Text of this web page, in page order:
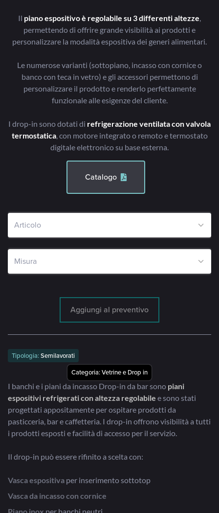
Il piano espositivo è regolabile su 3 differenti altezze,
permettendo di offrire grande visibilità ai prodotti e
personalizzare la modalità espositiva dei generi alimentari.
Le numerose varianti (sottopiano, incasso con cornice o
banco con teca in vetro) e gli accessori permettono di
personalizzare il prodotto e renderlo perfettamente
funzionale alle esigenze del cliente.
I drop-in sono dotati di refrigerazione ventilata con valvola
termostatica, con motore integrato o remoto e termostato
digitale elettronico su base esterna.
Catalogo
Aggiungi al preventivo
Tipologia:Semilavorati
Categoria:Vetrine e Drop in
I banchi e i piani da incasso Drop-in da bar sono piani
espositivi refrigerati con altezza regolabile e sono stati
progettati appositamente per ospitare prodotti da
pasticceria, bar e caffetteria. I drop-in offrono visibilità a tutti
i prodotti esposti e facilità di accesso per il servizio.
Il drop-in può essere rifinito a scelta con:
Vasca espositiva per inserimento sottotop
Vasca da incasso con cornice